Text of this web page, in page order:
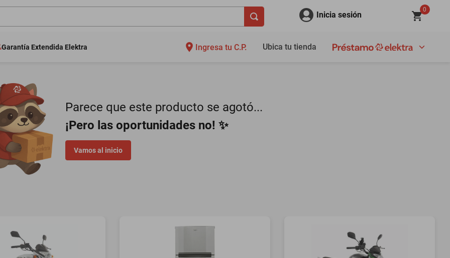
Inicia sesión
0
Garantía Extendida Elektra Ingresa tu C.P. Ubica tu tienda
Parece que este producto se agotó...
¡Pero las oportunidades no! ✨
Vamos al inicio